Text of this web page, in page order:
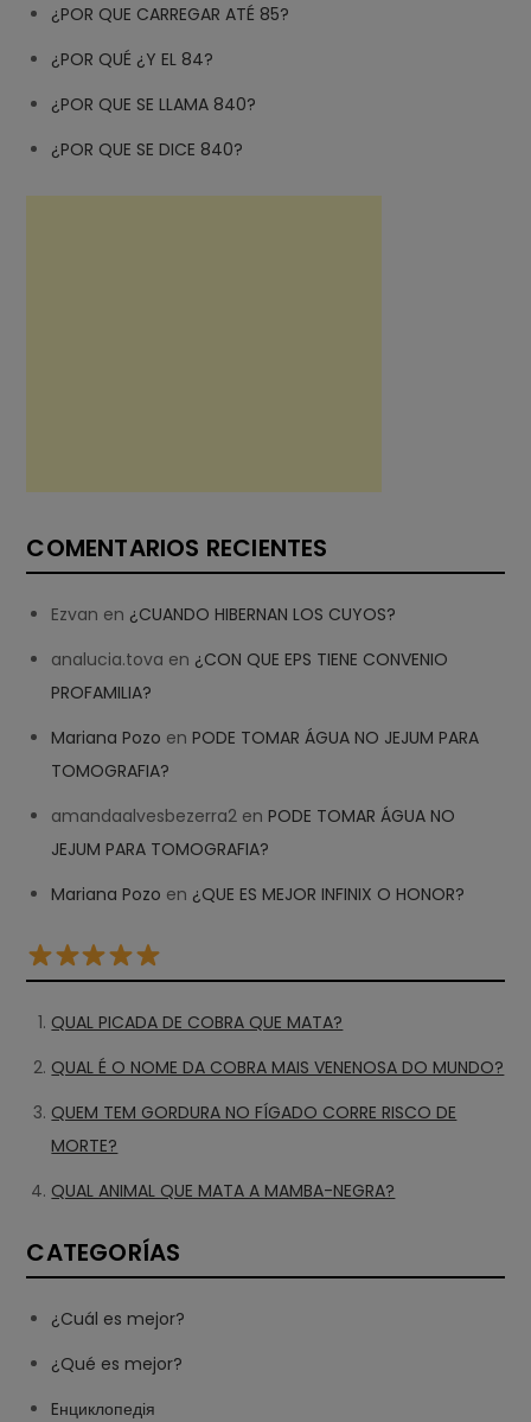
¿POR QUE CARREGAR ATÉ 85?
¿POR QUÉ ¿Y EL 84?
¿POR QUE SE LLAMA 840?
¿POR QUE SE DICE 840?
COMENTARIOS RECIENTES
Ezvan en ¿CUANDO HIBERNAN LOS CUYOS?
analucia.tova en ¿CON QUE EPS TIENE CONVENIO
PROFAMILIA?
Mariana Pozo enPODE TOMAR ÁGUA NO JEJUM PARA
TOMOGRAFIA?
amandaalvesbezerra2 enPODE TOMAR ÁGUA NO
JEJUM PARA TOMOGRAFIA?
Mariana Pozo en ¿QUE ES MEJOR INFINIX O HONOR?
QUAL PICADA DE COBRA QUE MATA?
QUAL É O NOME DA COBRA MAIS VENENOSA DO MUNDO?
QUEM TEM GORDURA NO FÍGADO CORRE RISCO DE
MORTE?
QUAL ANIMAL QUE MATA A MAMBA-NEGRA?
CATEGORÍAS
¿Cuál es mejor?
¿Qué es mejor?
Eнциклопедія